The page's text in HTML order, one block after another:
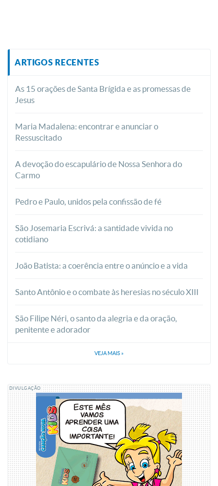
ARTIGOS RECENTES
As 15 orações de Santa Brígida e as promessas de
Jesus
Maria Madalena: encontrar e anunciar o
Ressuscitado
A devoção do escapulário de Nossa Senhora do
Carmo
Pedro e Paulo, unidos pela confissão de fé
São Josemaria Escrivá: a santidade vivida no
cotidiano
João Batista: a coerência entre o anúncio e a vida
Santo Antônio e o combate às heresias no século XIII
São Filipe Néri, o santo da alegria e da oração,
penitente e adorador
VEJA MAIS »
DIVULGAÇÃO